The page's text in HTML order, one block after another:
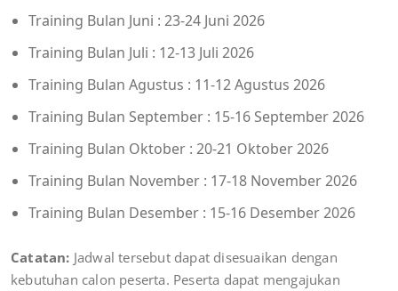
Training Bulan Juni : 23-24 Juni 2026
Training Bulan Juli : 12-13 Juli 2026
Training Bulan Agustus : 11-12 Agustus 2026
Training Bulan September : 15-16 September 2026
Training Bulan Oktober : 20-21 Oktober 2026
Training Bulan November : 17-18 November 2026
Training Bulan Desember : 15-16 Desember 2026
Catatan: Jadwal tersebut dapat disesuaikan dengan
kebutuhan calon peserta. Peserta dapat mengajukan